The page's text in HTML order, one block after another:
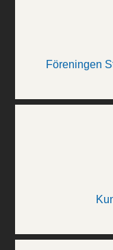
Föreningen